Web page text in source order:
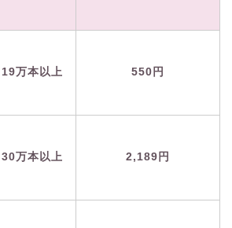
19万本以上 550円
30万本以上 2,189円